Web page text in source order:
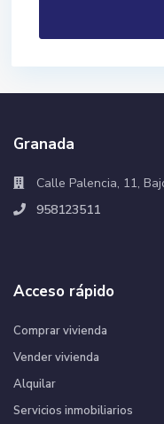
Granada
Calle Palencia, 11,
958123511
Acceso rápido
Comprar vivienda
Vender vivienda
Alquilar
Servicios inmobiliarios